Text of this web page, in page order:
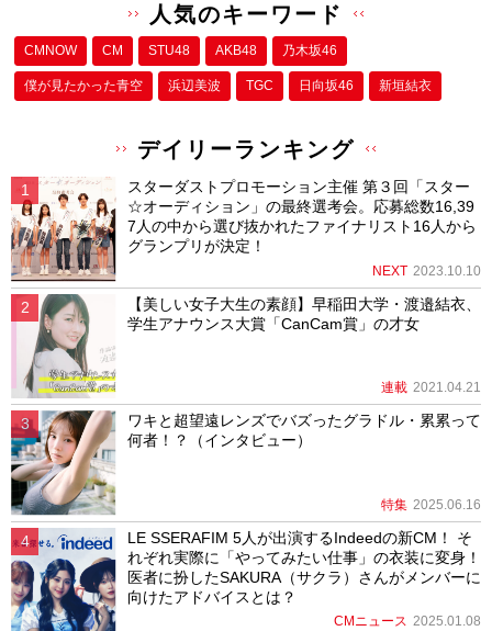
人気のキーワード
CMNOW CM STU48 AKB48 乃木坂46
僕が⾒たかった⻘空 浜辺美波 TGC 日向坂46 新垣結衣
デイリーランキング
スターダストプロモーション主催 第３回「スター
☆オーディション」の最終選考会。応募総数16,39
7人の中から選び抜かれたファイナリスト16人から
グランプリが決定！
NEXT 2023.10.10
【美しい女子大生の素顔】早稲田大学・渡邉結衣、
学生アナウンス大賞「CanCam賞」の才女
連載 2021.04.21
ワキと超望遠レンズでバズったグラドル・累累って
何者！？（インタビュー）
特集 2025.06.16
LE SSERAFIM 5人が出演するIndeedの新CM！ そ
れぞれ実際に「やってみたい仕事」の衣装に変身！
医者に扮したSAKURA（サクラ）さんがメンバーに
向けたアドバイスとは？
CMニュース 2025.01.08